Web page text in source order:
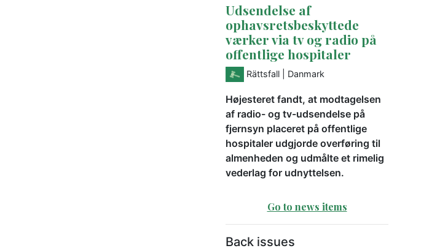
Udsendelse af
ophavsretsbeskyttede
værker via tv og radio på
offentlige hospitaler
Rättsfall | Danmark
Højesteret fandt, at modtagelsen
af radio- og tv-udsendelse på
fjernsyn placeret på offentlige
hospitaler udgjorde overføring til
almenheden og udmålte et rimelig
vederlag for udnyttelsen.
Go to news items
Back issues